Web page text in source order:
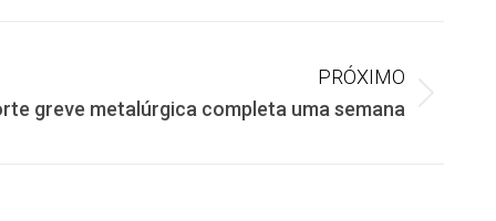
PRÓXIMO
greve metalúrgica completa uma semana